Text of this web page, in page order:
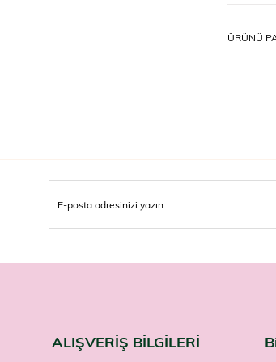
alınması
bekliyor.
ÜRÜNÜ
ALIŞVERİŞ BİLGİLERİ